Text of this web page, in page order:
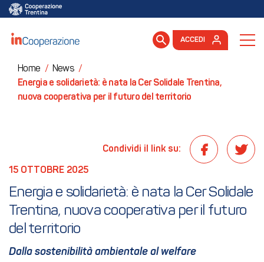
ACCEDI
Home / News /
Energia e solidarietà: è nata la Cer Solidale Trentina,
nuova cooperativa per il futuro del territorio
15 OTTOBRE 2025
Condividi il link su:
Energia e solidarietà: è nata la Cer Solidale
Trentina, nuova cooperativa per il futuro
del territorio
Dalla sostenibilità ambientale al welfare